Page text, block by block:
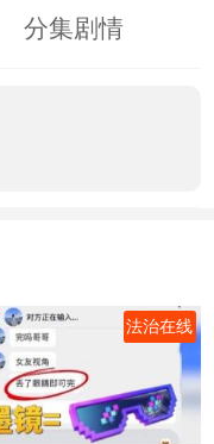
分集剧情
法治在线